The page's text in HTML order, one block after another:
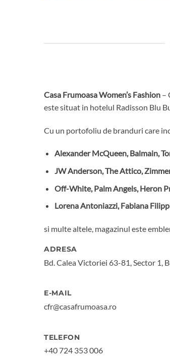
Casa Frumoasa Women’s Fashion –
este situat in hotelul Radisson Blu
Cu un portofoliu de branduri care
Alexander McQueen, Balmain,
JW Anderson, The Attico,
Off-White, Palm Angels, Heron
Lorena Antoniazzi, Fabiana
si multe altele, magazinul este
ADRESA
Bd. Calea Victoriei 63-81, Sector 1,
E-MAIL
cfr@casafrumoasa.ro
TELEFON
+40 724 353 006